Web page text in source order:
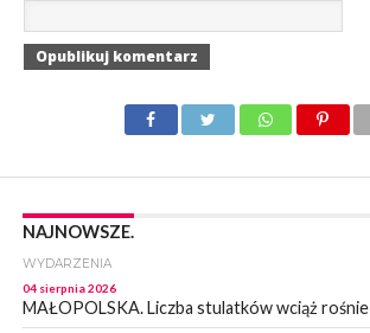
NAJNOWSZE.
WYDARZENIA
04 sierpnia 2026
MAŁOPOLSKA. Liczba stulatków wciąż rośnie